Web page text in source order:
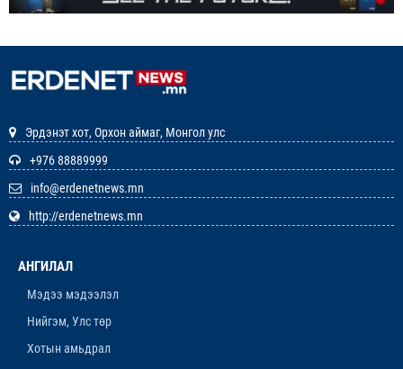
1-р сар. 7, 2026, 3:41 p.m.
ШАГНАЛ ХҮРТЛЭЭ
ЗАРЛАЛ
12-р сар. 19, 2025, 3:20 p.m.
Эрдэнэт хот, Орхон аймаг, Монгол улс
+976 88889999
info@erdenetnews.mn
http://erdenetnews.mn
АНГИЛАЛ
Мэдээ мэдээлэл
Нийгэм, Улс төр
Хотын амьдрал